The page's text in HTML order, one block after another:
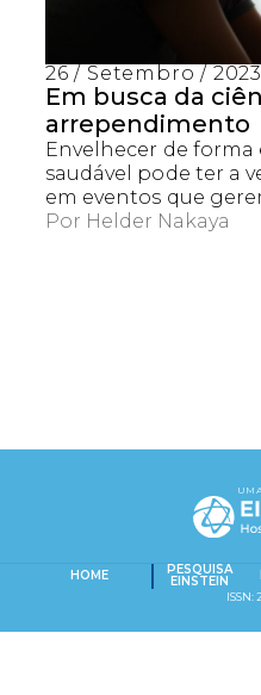
SEARCH IN TITLE
PESQUISAR NO
26 / Setembro / 2023
Em busca da
arrependimento
Envelhecer de
saudável pode ter a
em eventos que
Por Helder Nakaya
HOME PESQUISA
EINSTEIN
ISSN:
Captcha obrigatório
Seu e-mail foi cadastrado com sucesso!